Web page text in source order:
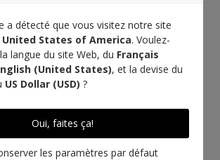
PAIEMENT EN 3 FOIS AVEC ALMA
France
d'excellence
a détecté que vous visitez notre site
United States of America. Voulez-
langue du site Web, du Français
(United States), et la devise du
US Dollar (USD) ?
Oui, faites ça!
les paramètres par défaut